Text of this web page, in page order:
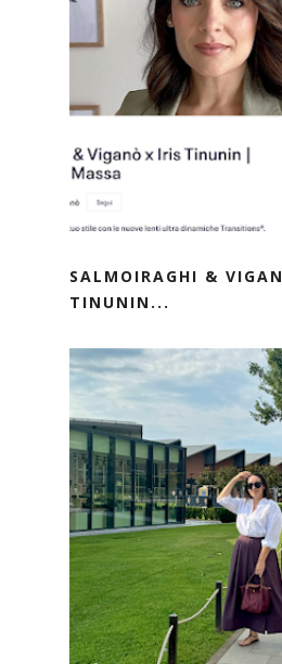
SALMOIRAGHI &
TINUNIN...